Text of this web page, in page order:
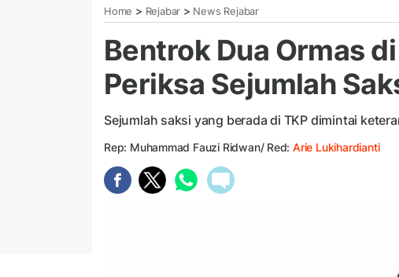
Home > Rejabar > News Rejabar
Bentrok Dua Ormas
Periksa Sejumlah
Sejumlah saksi yang berada di TKP dimintai
Rep: Muhammad Fauzi Ridwan/ Red:Arie Lukihardianti